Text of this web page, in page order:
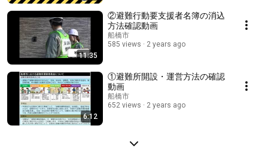
11:35
②避難行動要支援者名簿の消込
方法確認動画
船橋市
585 views
2 years ago
6:12
①避難所開設・運営方法の確認
動画
船橋市
652 views
2 years ago